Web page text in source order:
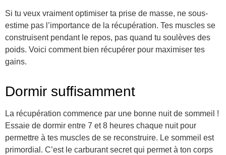
Si tu veux vraiment optimiser ta prise de masse, ne sous-
estime pas l’importance de la récupération. Tes muscles se
construisent pendant le repos, pas quand tu soulèves des
poids. Voici comment bien récupérer pour maximiser tes
gains.
Dormir suffisamment
La récupération commence par une bonne nuit de sommeil !
Essaie de dormir entre 7 et 8 heures chaque nuit pour
permettre à tes muscles de se reconstruire. Le sommeil est
primordial. C’est le carburant secret qui permet à ton corps